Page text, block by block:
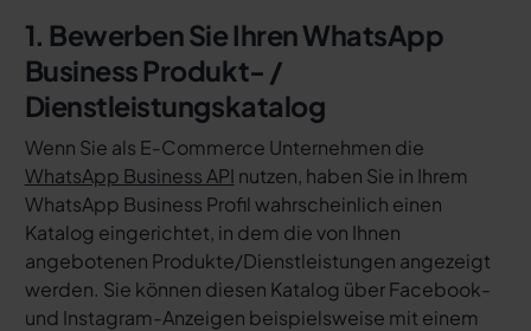
1. Bewerben Sie Ihren WhatsApp
Business Produkt- /
Dienstleistungskatalog
Wenn Sie als E-Commerce Unternehmen die
WhatsApp Business API nutzen, haben Sie in Ihrem
WhatsApp Business Profil wahrscheinlich einen
Katalog eingerichtet, in dem die von Ihnen
angebotenen Produkte/Dienstleistungen angezeigt
werden. Sie können diesen Katalog über Facebook-
und Instagram-Anzeigen beispielsweise mit einem